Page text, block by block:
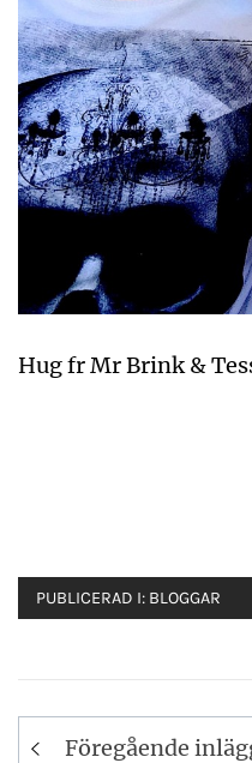
Hug fr Mr Brink &
PUBLICERAD I: BLOGGAR
Föregående